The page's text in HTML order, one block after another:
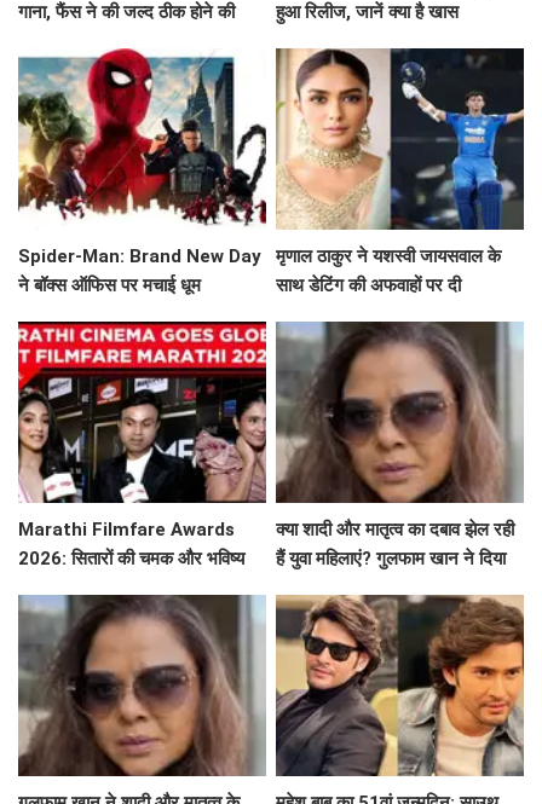
गाना, फैंस ने की जल्द ठीक होने की
हुआ रिलीज, जानें क्या है खास
Spider-Man: Brand New Day
ने बॉक्स ऑफिस पर मचाई धूम
मृणाल ठाकुर ने यशस्वी जायसवाल के
साथ डेटिंग की अफवाहों पर दी
Marathi Filmfare Awards
2026: सितारों की चमक और भविष्य
क्या शादी और मातृत्व का दबाव झेल रही
हैं युवा महिलाएं? गुलफाम खान ने दिया